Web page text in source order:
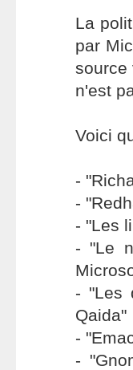
La
par
source
n'est
Voici
-
-
- "Les
- "Le
- "Les
Qaida"
-
-